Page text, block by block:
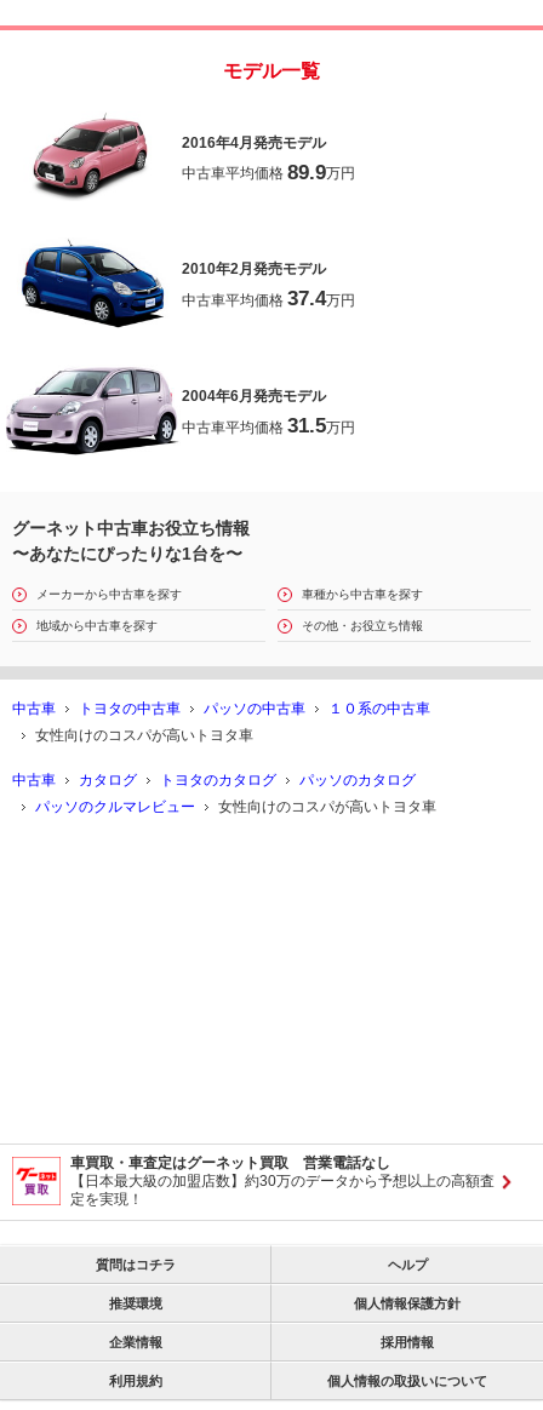
モデル一覧
2016年4月発売モデル
中古車平均価格 89.9万円
2010年2月発売モデル
中古車平均価格 37.4万円
2004年6月発売モデル
中古車平均価格 31.5万円
グーネット中古車お役立ち情報
〜あなたにぴったりな1台を〜
メーカーから中古車を探す 車種から中古車を探す
地域から中古車を探す その他・お役立ち情報
中古車 トヨタの中古車 パッソの中古車
１０系の中古車
女性向けのコスパが高いトヨタ車
中古車 カタログ トヨタのカタログ
パッソのカタログ
パッソのクルマレビュー
女性向けのコスパが高いトヨタ車
車買取・車査定はグーネット買取 営業電話なし
【日本最大級の加盟店数】約30万のデータから予想以上の高額査
定を実現！
質問はコチラ ヘルプ
推奨環境 個人情報保護方針
企業情報 採用情報
利用規約 個人情報の取扱いについて